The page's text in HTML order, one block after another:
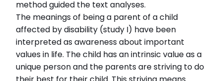
method guided the text analyses.
The meanings of being a parent of a child
affected by disability (study I) have been
interpreted as awareness about important
values in life. The child has an intrinsic value as a
unique person and the parents are striving to do